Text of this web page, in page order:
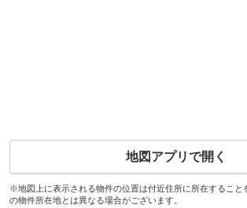
地図アプリで開く
※地図上に表示される物件の位置は付近住所に所在すること
の物件所在地とは異なる場合がございます。